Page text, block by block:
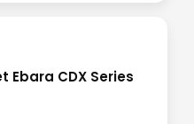
Ebara CDX Series